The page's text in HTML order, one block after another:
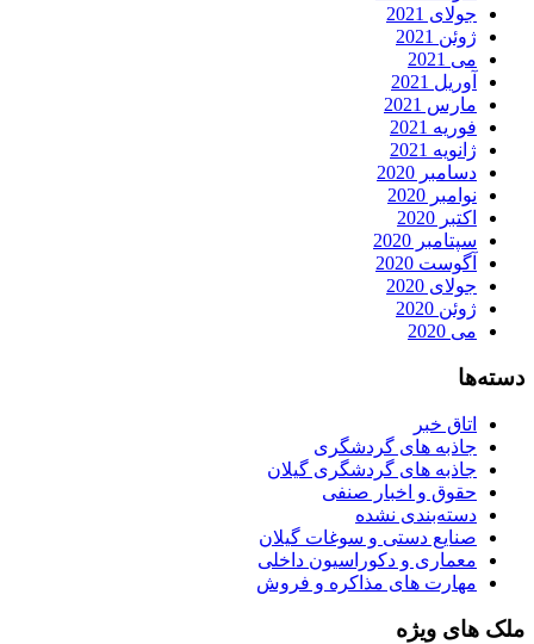
جولای 2021
ژوئن 2021
می 2021
آوریل 2021
مارس 2021
فوریه 2021
ژانویه 2021
دسامبر 2020
نوامبر 2020
اکتبر 2020
سپتامبر 2020
آگوست 2020
جولای 2020
ژوئن 2020
می 2020
دسته‌ها
اتاق خبر
جاذبه های گردشگری
جاذبه های گردشگری گیلان
حقوق و اخبار صنفی
دسته‌بندی نشده
صنایع دستی و سوغات گیلان
معماری و دکوراسیون داخلی
مهارت های مذاکره و فروش
ملک های ویژه